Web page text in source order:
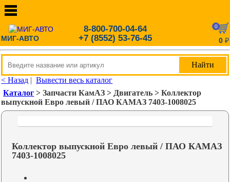
МИГ-АВТО
8-800-700-04-64
+7 (8552) 53-76-45
0
0 ₽
< Назад |Вывести весь каталог
Каталог > Запчасти КамАЗ > Двигатель > Коллектор
выпускной Евро левый / ПАО КАМАЗ 7403-1008025
Коллектор выпускной Евро левый / ПАО КАМАЗ
7403-1008025